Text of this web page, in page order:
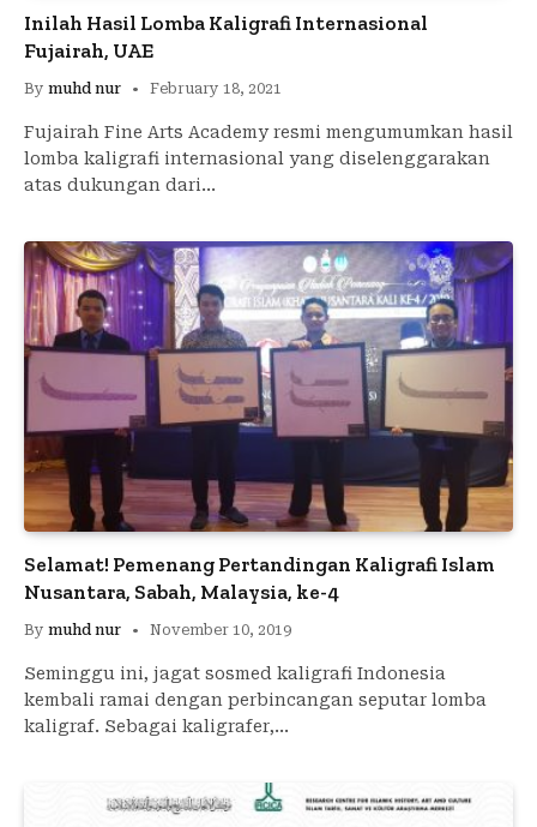
Inilah Hasil Lomba Kaligrafi Internasional
Fujairah, UAE
By muhd nur February 18, 2021
Fujairah Fine Arts Academy resmi mengumumkan hasil
lomba kaligrafi internasional yang diselenggarakan
atas dukungan dari…
Selamat! Pemenang Pertandingan Kaligrafi Islam
Nusantara, Sabah, Malaysia, ke-4
By muhd nur November 10, 2019
Seminggu ini, jagat sosmed kaligrafi Indonesia
kembali ramai dengan perbincangan seputar lomba
kaligraf. Sebagai kaligrafer,…